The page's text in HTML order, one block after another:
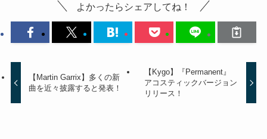
よかったらシェアしてね！
【Martin Garrix】多くの新
曲を近々披露すると発表！
【Kygo】『Permanent』
アコスティックバージョン
リリース！